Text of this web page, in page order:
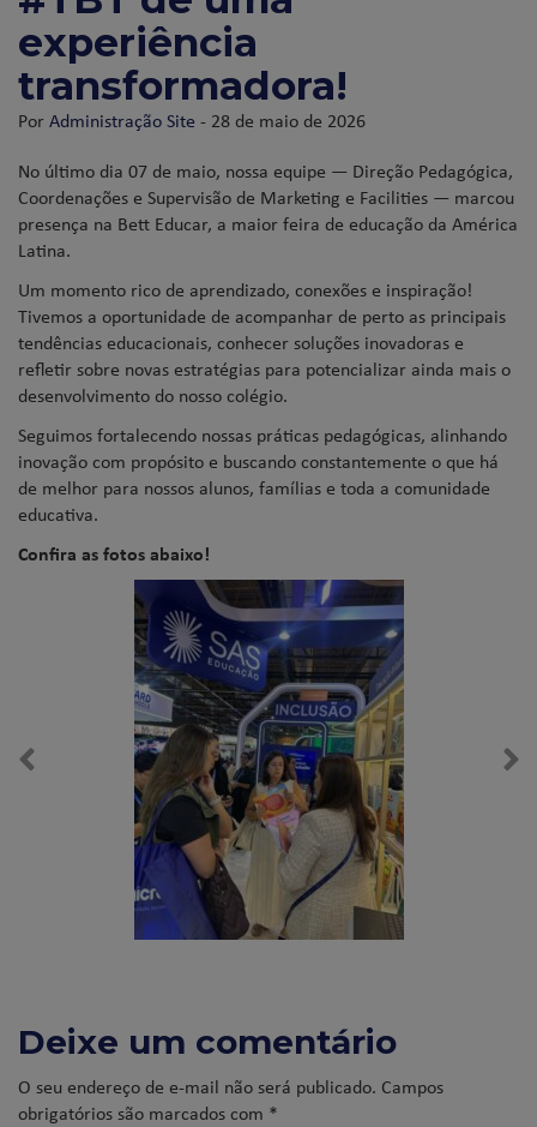
experiência
transformadora!
PorAdministração Site - 28 de maio de 2026
No último dia 07 de maio, nossa equipe — Direção Pedagógica,
Coordenações e Supervisão de Marketing e Facilities — marcou
presença na Bett Educar, a maior feira de educação da América
Latina.
Um momento rico de aprendizado, conexões e inspiração!
Tivemos a oportunidade de acompanhar de perto as principais
tendências educacionais, conhecer soluções inovadoras e
refletir sobre novas estratégias para potencializar ainda mais o
desenvolvimento do nosso colégio.
Seguimos fortalecendo nossas práticas pedagógicas, alinhando
inovação com propósito e buscando constantemente o que há
de melhor para nossos alunos, famílias e toda a comunidade
educativa.
Confira as fotos abaixo!
Deixe um comentário
O seu endereço de e-mail não será publicado. Campos
obrigatórios são marcados com *